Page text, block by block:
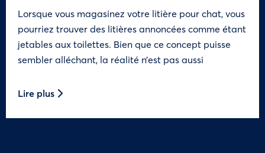
Lorsque vous magasinez votre litière pour chat, vous
pourriez trouver des litières annoncées comme étant
jetables aux toilettes. Bien que ce concept puisse
sembler alléchant, la réalité n’est pas aussi
Lire plus